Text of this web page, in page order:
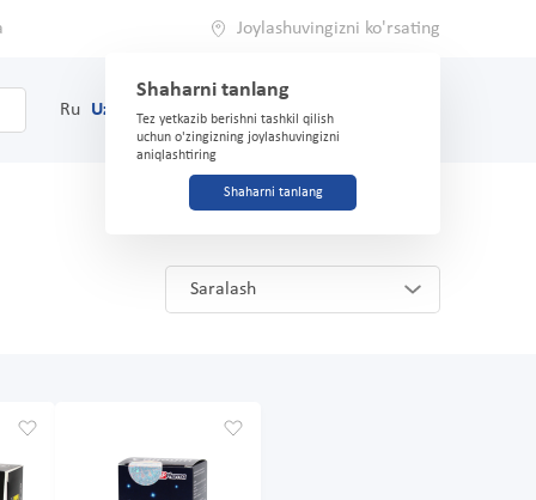
Joylashuvingizni ko'rsating
Shaharni tanlang
Tez yetkazib berishni tashkil qilish
uchun o'zingizning joylashuvingizni
aniqlashtiring
Shaharni tanlang
Ru Uz (71) 200-03-03
Saralash